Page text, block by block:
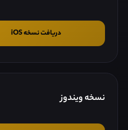
دریافت نسخه iOS
نسخه ویندوز